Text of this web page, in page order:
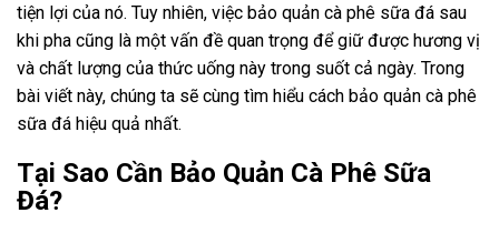
tiện lợi của nó. Tuy nhiên, việc bảo quản cà phê sữa đá sau
khi pha cũng là một vấn đề quan trọng để giữ được hương vị
và chất lượng của thức uống này trong suốt cả ngày. Trong
bài viết này, chúng ta sẽ cùng tìm hiểu cách bảo quản cà phê
sữa đá hiệu quả nhất.
Tại Sao Cần Bảo Quản Cà Phê Sữa
Đá?